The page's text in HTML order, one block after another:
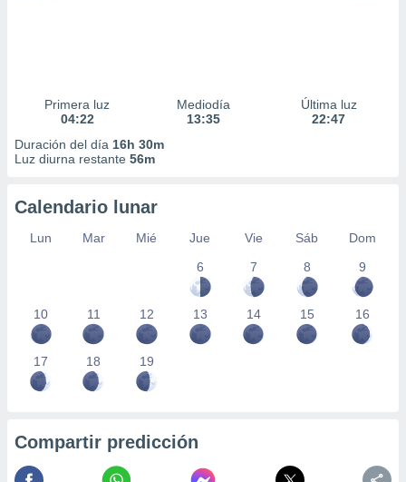
Primera luz
04:22
Mediodía
13:35
Última luz
22:47
Duración del día 16h 30m
Luz diurna restante 56m
Calendario lunar
Lun Mar Mié Jue Vie Sáb
Dom
6
7 8 9
10 11 12 13 14 15 16
17 18 19
Compartir predicción